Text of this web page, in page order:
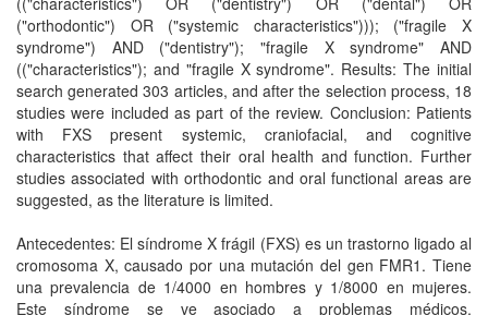
("orthodontic") OR ("systemic characteristics"))); ("fragile X
syndrome") AND ("dentistry"); "fragile X syndrome" AND
(("characteristics"); and "fragile X syndrome". Results: The initial
search generated 303 articles, and after the selection process, 18
studies were included as part of the review. Conclusion: Patients
with FXS present systemic, craniofacial, and cognitive
characteristics that affect their oral health and function. Further
studies associated with orthodontic and oral functional areas are
suggested, as the literature is limited.
Antecedentes: El síndrome X frágil (FXS) es un trastorno ligado al
cromosoma X, causado por una mutación del gen FMR1. Tiene
una prevalencia de 1/4000 en hombres y 1/8000 en mujeres.
Este síndrome se ve asociado a problemas médicos,